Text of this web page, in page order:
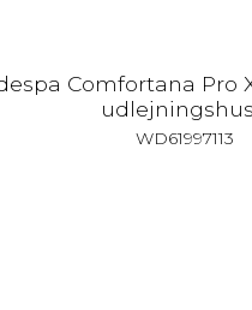
Comfortana Pro
WD61997113